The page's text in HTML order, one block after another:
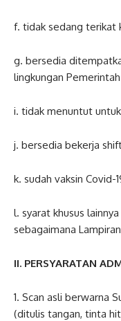
f. tidak sedang terikat
g. bersedia
lingkungan
i. tidak menuntut
j. bersedia bekerja
k. sudah vaksin Covid-
l. syarat khusus
sebagaimana
II. PERSYARATAN
1. Scan asli berwarna
(ditulis tangan, tinta